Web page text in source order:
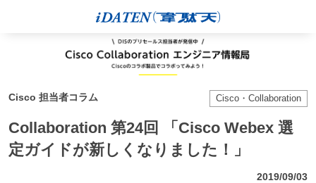
Cisco 担当者コラム Cisco・Collaboration
Collaboration 第24回 「Cisco Webex 選
定ガイドが新しくなりました！」
2019/09/03